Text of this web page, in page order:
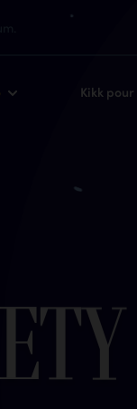
Kikk pour
ty